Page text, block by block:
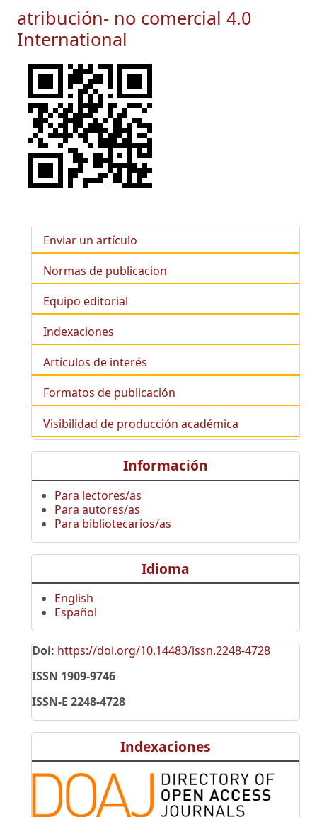
atribución- no comercial 4.0
International
Enviar un artículo
Normas de publicacion
Equipo editorial
Indexaciones
Artículos de interés
Formatos de publicación
Visibilidad de producción académica
Información
Para lectores/as
Para autores/as
Para bibliotecarios/as
Idioma
English
Español
Doi: https://doi.org/10.14483/issn.2248-4728
ISSN 1909-9746
ISSN-E 2248-4728
Indexaciones